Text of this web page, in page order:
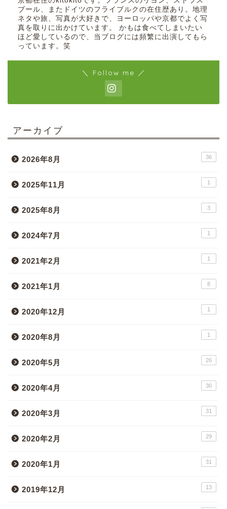
ブール、またドイツのフライブルクの在住歴あり。地理
ネタや旅、写真が大好きで、ヨーロッパや京都でよく写
真を取りに出かけています。 かもは食べてしまいたい
ほど愛しているので、当ブログには頻繁に出演してもら
っています。笑
＼ Follow me ／
アーカイブ
2026年8月 36
2025年11月 1
2025年8月 3
2024年7月 1
2021年2月 1
2021年1月 8
2020年12月 1
2020年8月 1
2020年5月 26
2020年4月 30
2020年3月 31
2020年2月 29
2020年1月 31
2019年12月 13